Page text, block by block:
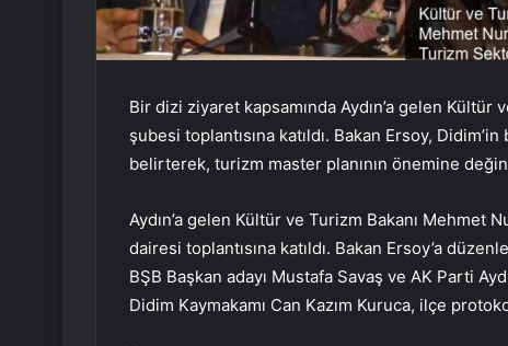
Bir dizi ziyaret kapsamında Aydın’a gelen
şubesi toplantısına katıldı. Bakan Ersoy,
belirterek, turizm master planının önemine
Aydın’a gelen Kültür ve Turizm Bakanı Mehmet
dairesi toplantısına katıldı. Bakan Ersoy’a
BŞB Başkan adayı Mustafa Savaş ve AK Parti
Didim Kaymakamı Can Kazım Kuruca, ilçe